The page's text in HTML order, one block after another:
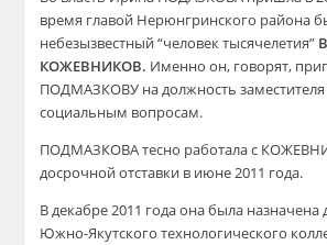
время главой Нерюнгринского района
небезызвестный “человек тысячелетия”
КОЖЕВНИКОВ. Именно он, говорят,
ПОДМАЗКОВУ на должность
социальным вопросам.
ПОДМАЗКОВА тесно работала с
досрочной отставки в июне 2011 года.
В декабре 2011 года она была назначена
Южно-Якутского технологического